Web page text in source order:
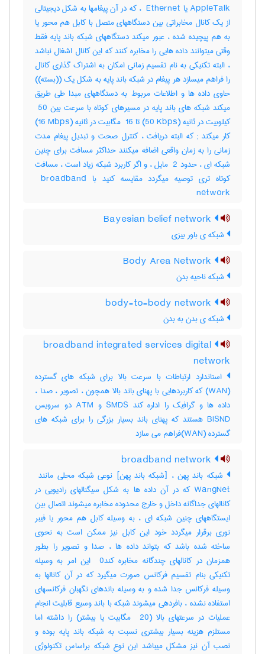
AppleTalk یا ‎ Ethernet ، که در آن پیغامها به شکل دیجیتالی
از یک کانال مخابراتی بین دستگاههای متصل با کابل هم محور یا
به هم پیچیده شده ، عبور میکند دستگاههای شبکه باند پایه فقط
وقتی میتوانند داده هایی را مخابره کنند که این کانال اشغال نباشد
، البته تکنیکی به نام تقسیم زمانی امکان به اشتراک گذاری کانال
را فراهم میسازد هر پیغام در شبکه باند پایه به شکل یک ((بسته))
حاوی داده ها و اطلاعات مربوط به دستگاههای مبدا طی طریق
میکند شبکه های باند پایه در مسیرهای کوتاه با سرعت بین ‎ 50
کیلوبیت در ثانیه (‎50 Kbps) تا ‎ 16 مگابیت در ثانیه (‎16 Mbps)
کار میکند‎ ; که البته دریافت ، کنترل صحت و تبدیل پیغام مدت
زمانی را به زمان واقعی اضافه میکنند حداکثر مسافت برای چنین
شبکه ای ، حدود ‎ 2 مایل ، و اگر کاربرد شبکه زیاد است ، مسافت
کوتاه تری توصیه میگردد مقایسه کنید با ‎ broadband
network
شبکه ی باور بیزی
شبکه ناحیه بدن
شبکه ی بدن به بدن
broadband integrated services digital
network
استاندارد ارتباطات با سرعت بالا برای شبکه های گسترده
(WAN) که کاربردهایی با پهنای باند بالا همچون ، تصویر ، صدا ،
داده ها و گرافیک را اداره کند SMDS و ATM دو سرویس
BISND هستند که پهنای باند بسیار بزرگی را برای شبکه های
گسترده (WAN)فراهم می سازد
WangNet که در آن داده ها به شکل سیگنالهای رادیویی در
کانالهای جداگانه داخل و خارج محدوده مخابره میشوند اتصال بین
ایستگاههای چنین شبکه ای ، به وسیله کابل هم محور یا فیبر
نوری برقرار میگردد خود این کابل نیز ممکن است به نحوی
ساخته شده باشد که بتواند داده ها ، صدا و تصویر را بطور
همزمان در کانالهای چندگانه مخابره کند‎ 0 این امر به وسیله
تکنیکی بنام تقسیم فرکانس صورت میگیرد که در آن کانالها به
وسیله فرکانس جدا شده و به وسیله باندهای نگهبان فرکانسهای
استفاده نشده ، بافردهی میشوند شبکه با باند وسیع قابلیت انجام
عملیات در سرعتهای بالا (‎ 20 مگابیت یا بیشتر) را داشته اما
مستلزم هزینه بسیار بیشتری نسبت به شبکه باند پایه بوده و
نصب آن نیز مشکل میباشد این نوع شبکه براساس تکنولوژی